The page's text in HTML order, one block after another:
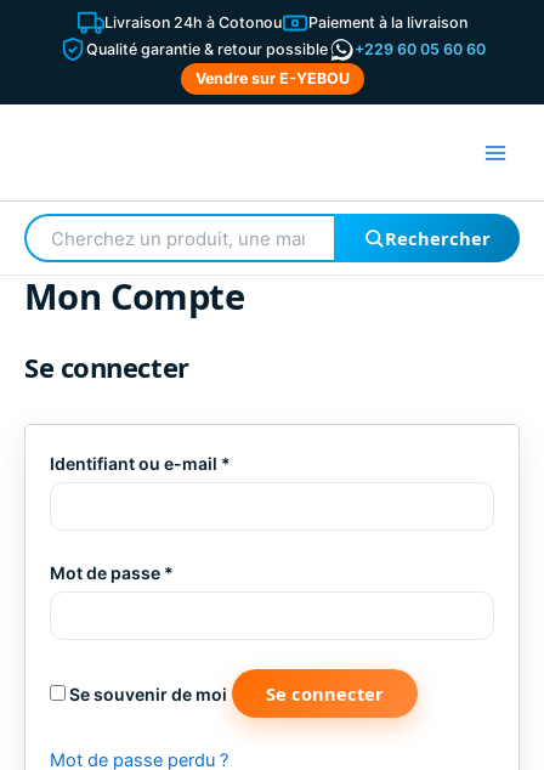
Livraison 24h à Cotonou
Paiement à la livraison
Qualité garantie & retour possible
+229 60 05 60 60
Vendre sur E-YEBOU
Rechercher
un
produit
Rechercher
Mon Compte
Se connecter
Identifiant ou e-mail *
Mot de passe *
Se souvenir de moi Se connecter
Mot de passe perdu ?